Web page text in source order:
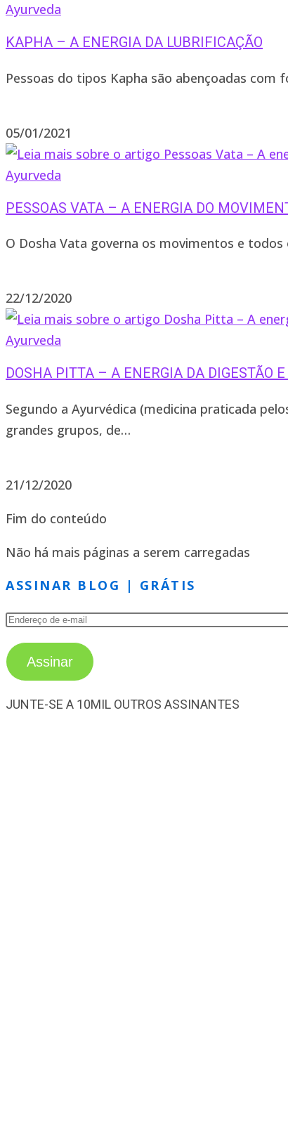
Ayurveda
KAPHA – A ENERGIA DA LUBRIFICAÇÃO
Pessoas do tipos Kapha são abençoadas com
05/01/2021
Ayurveda
PESSOAS VATA – A ENERGIA DO
O Dosha Vata governa os movimentos e
22/12/2020
Ayurveda
DOSHA PITTA – A ENERGIA DA DIGESTÃO
Segundo a Ayurvédica (medicina praticada
grandes grupos, de…
21/12/2020
Fim do conteúdo
Não há mais páginas a serem carregadas
ASSINAR BLOG | GRÁTIS
Assinar
JUNTE-SE A 10MIL OUTROS ASSINANTES